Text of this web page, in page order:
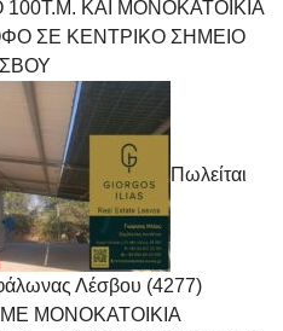
ΚΑΙ ΜΟΝΟΚΑΤΟΙΚΙΑ
ΣΕ ΚΕΝΤΡΙΚΟ ΣΗΜΕΙΟ
Πωλείται
Λέσβου (4277)
ΜΕ ΜΟΝΟΚΑΤΟΙΚΙΑ